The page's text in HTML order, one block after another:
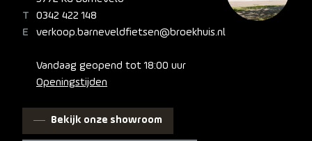
slimme innovaties en doordachte details. De fraai in het
frame geïntegreerde Bosch CX-motor en 800 Wh
kabels dragen bij aan de strakke lijnen van het frame.
Onze befaamde Efficient Comfort-geometrie is
veerweg. Dat betekent dat je zelfs op ruwe wegen
kunt rekenen op maximale controle. En dankzij de
0342 422 148
verkoop.barneveldfietsen@broekhuis.nl
Vandaag geopend tot 18:00 uur
Openingstijden
Bekijk onze showroom